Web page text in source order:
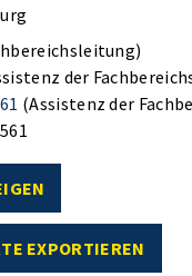
der
(Assistenz der
EXPORTIEREN